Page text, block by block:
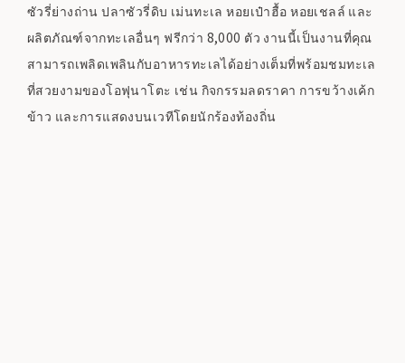
ซัวรี่ย่างถ่าน ปลาซัวรี่ดิบ เม่นทะเล หอยเป๋าฮื้อ หอยเชลล์ และ
ผลิตภัณฑ์จากทะเลอื่นๆ ฟรีกว่า 8,000 ตัว งานนี้เป็นงานที่คุณ
สามารถเพลิดเพลินกับอาหารทะเลได้อย่างเต็มที่พร้อมชมทะเล
ที่สวยงามของโอฟุนาโตะ เช่น กิจกรรมลดราคา การขว้างเค้ก
ข้าว และการแสดงบนเวทีโดยนักร้องท้องถิ่น